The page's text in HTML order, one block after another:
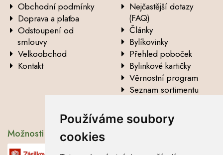
Používáme soubory
cookies
Obchodní podmínky
Doprava a platba
Odstoupení od
smlouvy
Velkoobchod
Kontakt
Nejčastější dotazy
(FAQ)
Články
Bylíkovinky
Přehled poboček
Bylinkové kartičky
Věrnostní program
Seznam sortimentu
údajů
Možnosti dopravy